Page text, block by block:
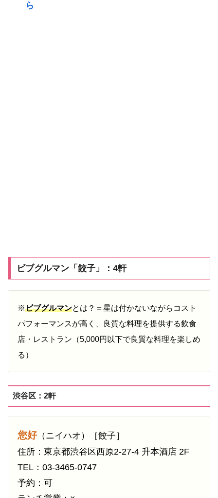
ら
ビブグルマン「餃子」：4軒
※ビブグルマンとは？＝星は付かないながらコスト
パフォーマンスが高く、良質な料理を提供する飲食
店・レストラン（5,000円以下で良質な料理を楽しめ
る）
渋谷区：2軒
您好（ニイハオ）［餃子］
住所：東京都渋谷区西原2-27-4 升本酒店 2F
TEL：03-3465-0747
予約：可